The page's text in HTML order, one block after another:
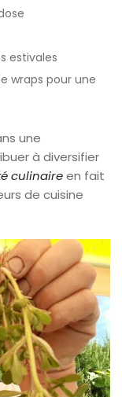
estivales
wraps pour une
une
à diversifier
culinaireen fait
de cuisine